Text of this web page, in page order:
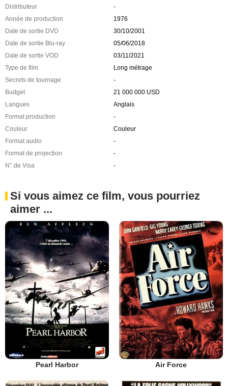
Distributeur
-
Année de production
1976
Date de sortie DVD
30/10/2001
Date de sortie Blu-ray
05/06/2018
Date de sortie VOD
03/11/2021
Type de film
Long métrage
Secrets de tournage
-
Budget
21 000 000 USD
Langues
Anglais
Format production
-
Couleur
Couleur
Format audio
-
Format de projection
-
N° de Visa
-
Si vous aimez ce film, vous pourriez
aimer ...
Pearl Harbor Air Force